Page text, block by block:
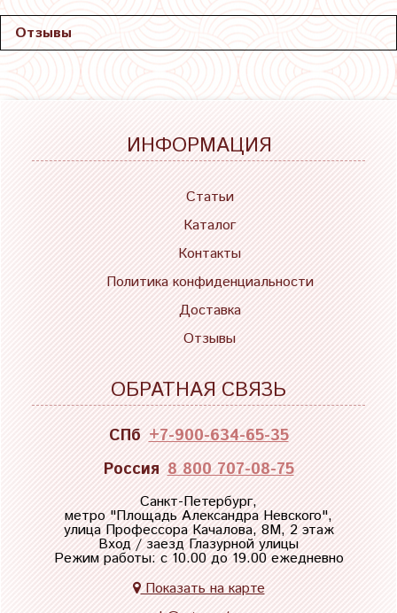
Отзывы
ИНФОРМАЦИЯ
Статьи
Каталог
Контакты
Политика конфиденциальности
Доставка
Отзывы
ОБРАТНАЯ СВЯЗЬ
СПб +7-900-634-65-35
Россия 8 800 707-08-75
Санкт-Петербург,
метро "Площадь Александра Невского",
улица Профессора Качалова, 8М, 2 этаж
Вход / заезд Глазурной улицы
Режим работы: с 10.00 до 19.00 ежедневно
Показать на карте